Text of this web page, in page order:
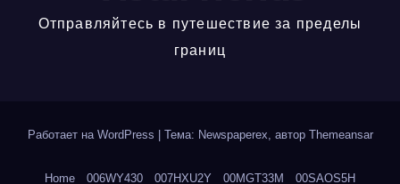
Отправляйтесь в путешествие за пределы
границ
Работает на WordPress Тема: Newspaperex, автор Themeansar
Home 006WY430 007HXU2Y 00MGT33M 00SAOS5H